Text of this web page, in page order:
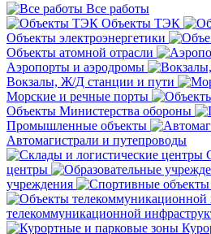
Все работы
Объекты ТЭК
Объекты электроэнергетики
Объекты атомной отрасли
Аэропорты и аэродромы
Вокзалы, Ж/Д станции и пути
Морские и речные порты
Объекты Министерства обороны
Промышленные объекты
Автомагистрали и путепроводы
центры
учреждения
телекоммуникационной